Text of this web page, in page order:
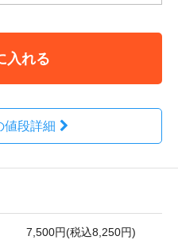
入れる
値段詳細
7,500円(税込8,250円)